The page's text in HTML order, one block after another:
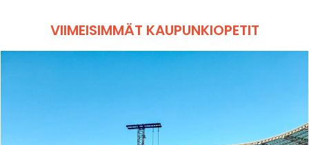
VIIMEISIMMÄT KAUPUNKIOPETIT